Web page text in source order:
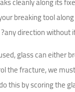
breaking tool
direction without
glass can either
the fracture, we
this by scoring the